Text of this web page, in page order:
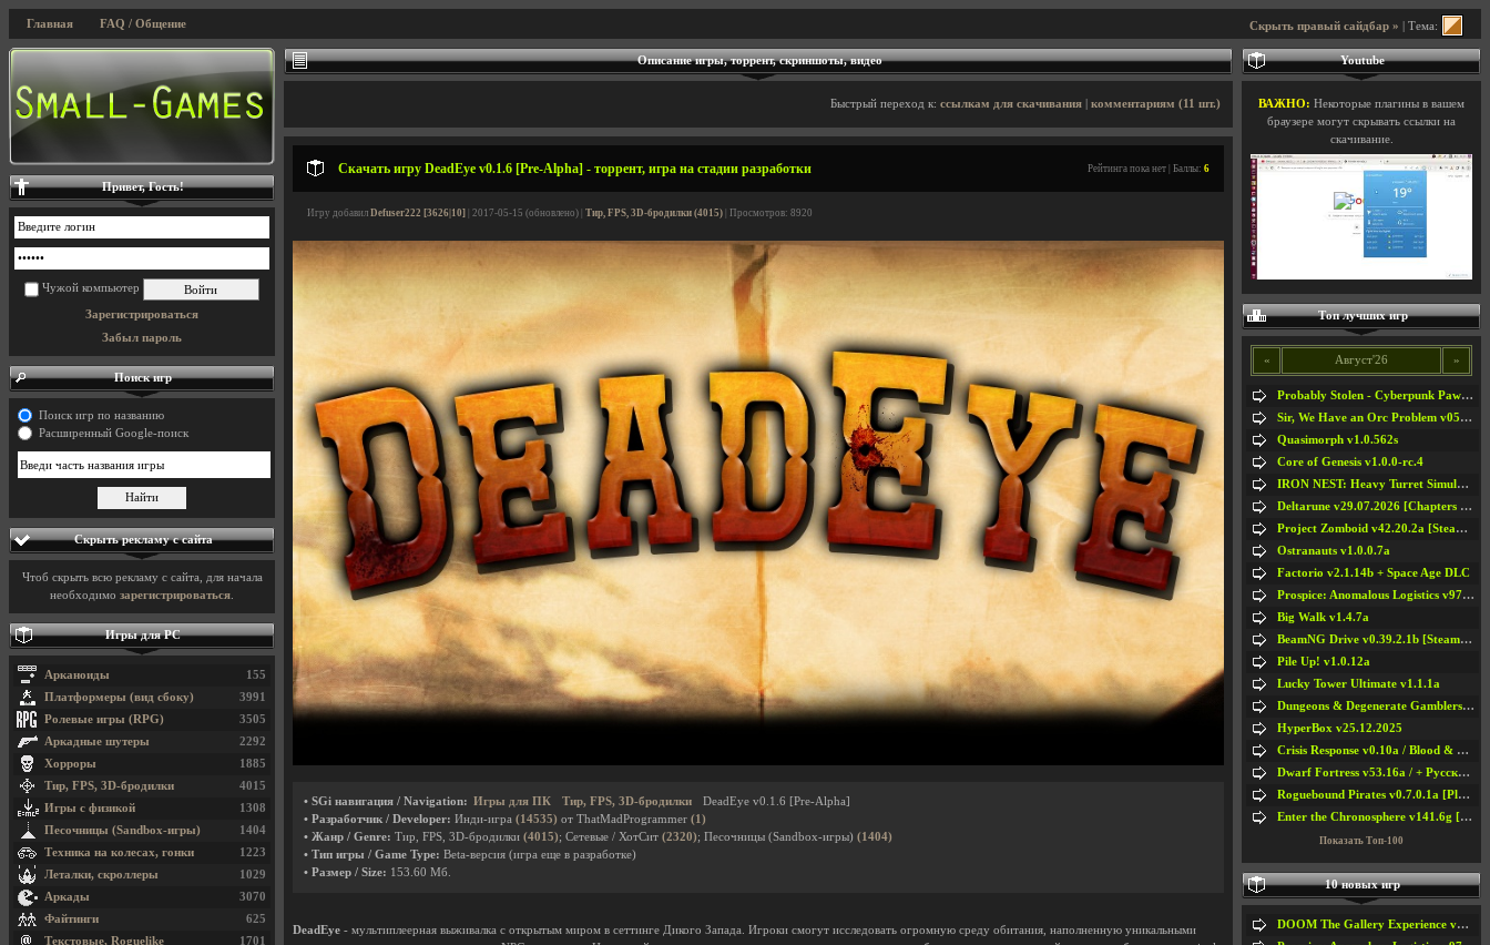
Скрыть правый сайдбар » | Тема:
Главная FAQ / Общение
Описание игры, торрент, скриншоты, видео
Быстрый переход к: ссылкам для скачивания комментариям (11 шт.)
Скачать игру DeadEye v0.1.6 [Pre-Alpha] - торрент, игра на стадии разработки Рейтинга пока нет | Баллы: 6
Игру добавил Defuser222 [3626|10] | 2017-05-15 (обновлено) | Тир, FPS, 3D-бродилки (4015) | Просмотров: 8920
• SGi навигация / Navigation: Игры для ПК Тир, FPS, 3D-бродилки
DeadEye v0.1.6 [Pre-Alpha]
• Разработчик / Developer: Инди-игра (14535) от ThatMadProgrammer (1)
• Жанр / Genre: Тир, FPS, 3D-бродилки (4015); Сетевые / ХотСит (2320); Песочницы (Sandbox-игры) (1404)
• Тип игры / Game Type: Beta-версия (игра еще в разработке)
• Размер / Size: 153.60 Мб.
DeadEye - мультиплеерная выживалка с открытым миром в сеттинге Дикого Запада. Игроки смогут исследовать огромную среду обитания, наполненную уникальными
Привет, Гость!
Чужой компьютер
Зарегистрироваться
Забыл пароль
Поиск игр
Поиск игр по названию
Расширенный Google-поиск
Скрыть рекламу с сайта
Чтоб скрыть всю рекламу с сайта, для начала
необходимо зарегистрироваться
Игры для PC
155
Арканоиды
3991
Платформеры (вид сбоку)
3505
Ролевые игры (RPG)
2292
Аркадные шутеры
1885
Хорроры
4015
Тир, FPS, 3D-бродилки
1308
Игры с физикой
1404
Песочницы (Sandbox-игры)
1223
Техника на колесах, гонки
1029
Леталки, скроллеры
3070
Аркады
625
Файтинги
1701
Текстовые, Roguelike
Youtube
ВАЖНО: Некоторые плагины в вашем
браузере могут скрывать ссылки на
скачивание.
Топ лучших игр
« Август'26 »
Probably Stolen - Cyberpunk Pawnshop Simulator v048c [Playtest]
Sir, We Have an Orc Problem v05.08.2026
Quasimorph v1.0.562s
Core of Genesis v1.0.0-rc.4
IRON NEST: Heavy Turret Simulator v1.0a
Deltarune v29.07.2026 [Chapters 1-5] / + RUS [Chapters 1-5]
Project Zomboid v42.20.2a [Steam Early Access]
Ostranauts v1.0.0.7a
Factorio v2.1.14b + Space Age DLC
Prospice: Anomalous Logistics v97 [Playtest]
Big Walk v1.4.7a
BeamNG Drive v0.39.2.1b [Steam Early Access]
Pile Up! v1.0.12a
Lucky Tower Ultimate v1.1.1a
Dungeons & Degenerate Gamblers v2.0.2a
HyperBox v25.12.2025
Crisis Response v0.10a / Blood & Bullet
Dwarf Fortress v53.16a / + Русская Версия v50.12a
Roguebound Pirates v0.7.0.1a [Playtest]
Enter the Chronosphere v141.6g [Steam Early Access]
Показать Топ-100
10 новых игр
DOOM The Gallery Experience v1.4.2